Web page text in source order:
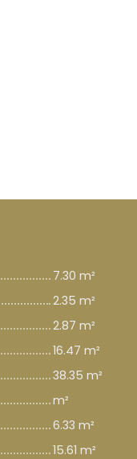
7.30 m²
2.35 m²
2.87 m²
16.47 m²
38.35 m²
m²
6.33 m²
15.61 m²